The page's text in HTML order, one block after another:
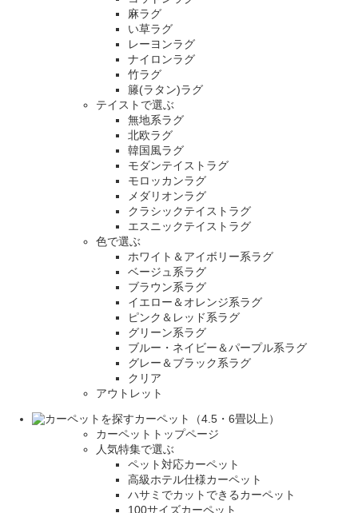
麻ラグ
い草ラグ
レーヨンラグ
ナイロンラグ
竹ラグ
籐(ラタン)ラグ
テイストで選ぶ
無地系ラグ
北欧ラグ
韓国風ラグ
モダンテイストラグ
モロッカンラグ
メダリオンラグ
クラシックテイストラグ
エスニックテイストラグ
色で選ぶ
ホワイト＆アイボリー系ラグ
ベージュ系ラグ
ブラウン系ラグ
イエロー＆オレンジ系ラグ
ピンク＆レッド系ラグ
グリーン系ラグ
ブルー・ネイビー＆パープル系ラグ
グレー＆ブラック系ラグ
クリア
アウトレット
カーペット（4.5・6畳以上）
カーペットトップページ
人気特集で選ぶ
ペット対応カーペット
高級ホテル仕様カーペット
ハサミでカットできるカーペット
100サイズカーペット